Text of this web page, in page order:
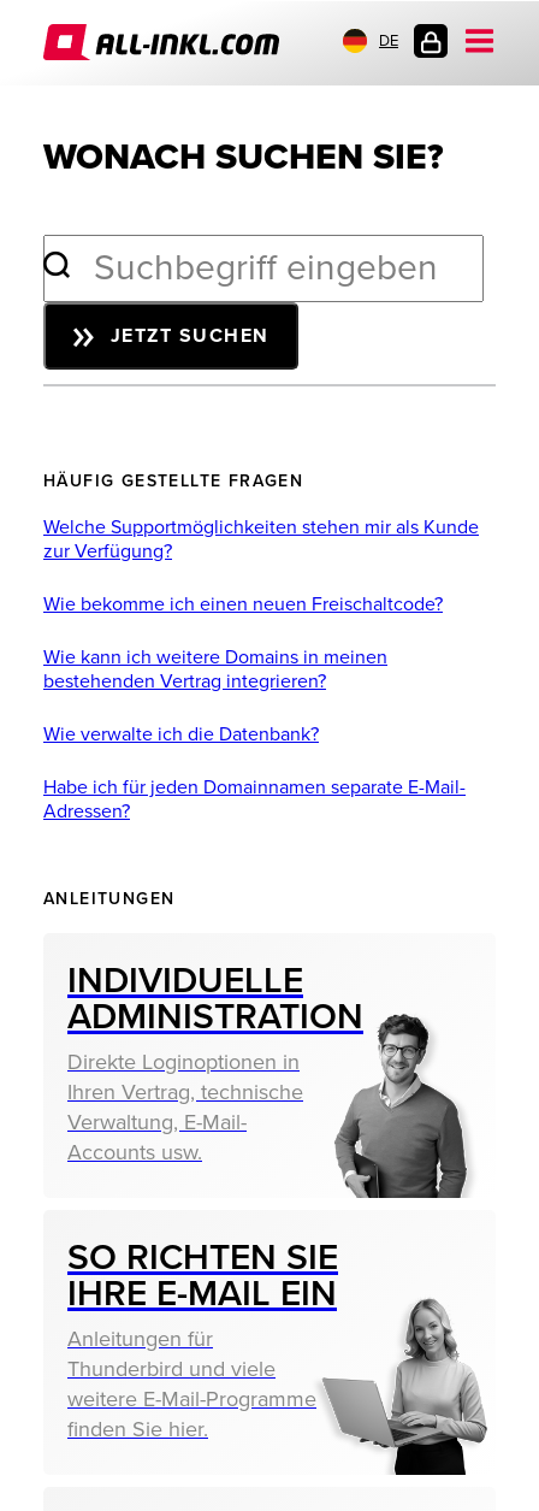
DE
WONACH SUCHEN SIE?
JETZT SUCHEN
HÄUFIG GESTELLTE FRAGEN
Welche Supportmöglichkeiten stehen mir als Kunde
zur Verfügung?
Wie bekomme ich einen neuen Freischaltcode?
Wie kann ich weitere Domains in meinen
bestehenden Vertrag integrieren?
Wie verwalte ich die Datenbank?
Habe ich für jeden Domainnamen separate E-Mail-
Adressen?
ANLEITUNGEN
INDIVIDU­ELLE
ADMINIS­TRATION
Direkte Loginoptionen in
Ihren Vertrag, technische
Verwaltung, E-Mail-
Accounts usw.
SO RICHTEN SIE
IHRE E-MAIL EIN
Anleitungen für
Thunderbird und viele
weitere E-Mail-Programme
finden Sie hier.